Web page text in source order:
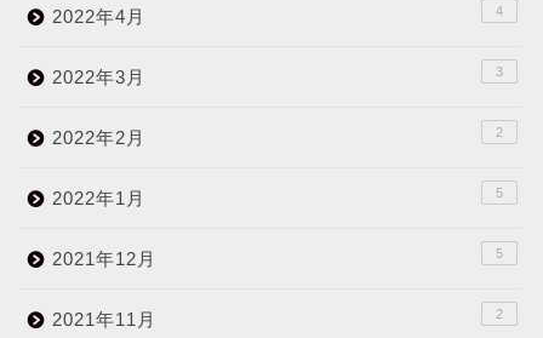
2022年4月 4
2022年3月 3
2022年2月 2
2022年1月 5
2021年12月 5
2021年11月 2